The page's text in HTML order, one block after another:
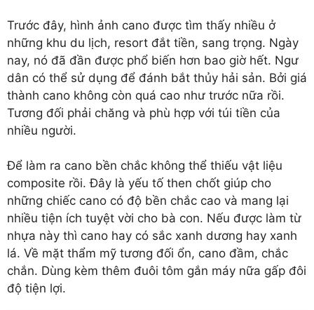
Trước đây, hình ảnh cano được tìm thấy nhiều ở
những khu du lịch, resort đắt tiền, sang trọng. Ngày
nay, nó đã đần được phổ biến hơn bao giờ hết. Ngư
dân có thể sử dụng để đánh bắt thủy hải sản. Bởi giá
thành cano không còn quá cao như trước nữa rồi.
Tương đối phải chăng và phù hợp với túi tiền của
nhiều người.
Để làm ra cano bền chắc không thể thiếu vật liệu
composite rồi. Đây là yếu tố then chốt giúp cho
những chiếc cano có độ bền chắc cao và mang lại
nhiều tiện ích tuyệt vời cho bà con. Nếu được làm từ
nhựa này thì cano hay có sắc xanh dương hay xanh
lá. Về mặt thẩm mỹ tương đối ổn, cano đầm, chắc
chắn. Dùng kèm thêm đuôi tôm gắn máy nữa gấp đôi
độ tiện lợi.